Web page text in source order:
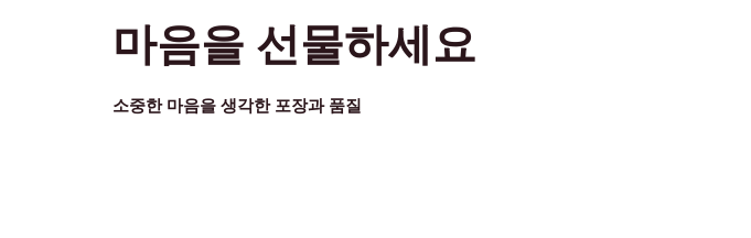
마음을 선물하세요
소중한 마음을 생각한 포장과 품질